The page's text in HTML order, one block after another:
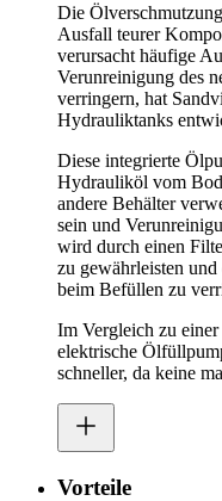
Die
Ausfall teurer
verursacht häufige
Verunreinigung des
verringern, hat
Hydrauliktanks
Diese integrierte
Hydrauliköl vom
andere Behälter
sein und
wird durch einen
zu gewährleisten
beim Befüllen zu
Im Vergleich zu
elektrische
schneller, da keine
Vorteile